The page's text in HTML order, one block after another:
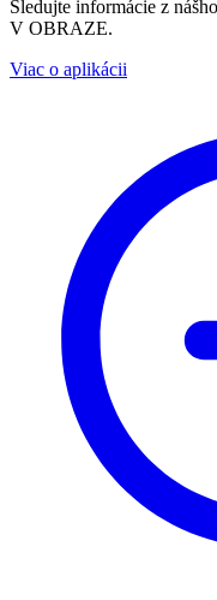
Sledujte informácie z
V OBRAZE.
Viac o aplikácii